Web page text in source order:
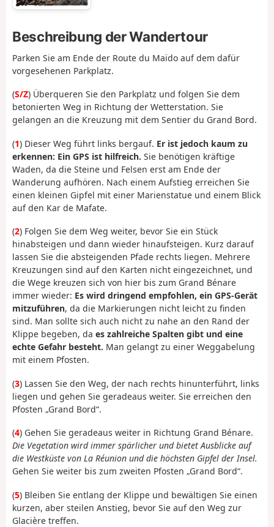
Beschreibung der Wandertour
Parken Sie am Ende der Route du Maïdo auf dem dafür
vorgesehenen Parkplatz.
(S/Z) Überqueren Sie den Parkplatz und folgen Sie dem
betonierten Weg in Richtung der Wetterstation. Sie
gelangen an die Kreuzung mit dem Sentier du Grand Bord.
(1) Dieser Weg führt links bergauf. Er ist jedoch kaum zu
erkennen: Ein GPS ist hilfreich. Sie benötigen kräftige
Waden, da die Steine und Felsen erst am Ende der
Wanderung aufhören. Nach einem Aufstieg erreichen Sie
einen kleinen Gipfel mit einer Marienstatue und einem Blick
auf den Kar de Mafate.
(2) Folgen Sie dem Weg weiter, bevor Sie ein Stück
hinabsteigen und dann wieder hinaufsteigen. Kurz darauf
lassen Sie die absteigenden Pfade rechts liegen. Mehrere
Kreuzungen sind auf den Karten nicht eingezeichnet, und
die Wege kreuzen sich von hier bis zum Grand Bénare
immer wieder: Es wird dringend empfohlen, ein GPS-Gerät
mitzuführen, da die Markierungen nicht leicht zu finden
sind. Man sollte sich auch nicht zu nahe an den Rand der
Klippe begeben, da es zahlreiche Spalten gibt und eine
echte Gefahr besteht. Man gelangt zu einer Weggabelung
mit einem Pfosten.
(3) Lassen Sie den Weg, der nach rechts hinunterführt, links
liegen und gehen Sie geradeaus weiter. Sie erreichen den
Pfosten „Grand Bord“.
(4) Gehen Sie geradeaus weiter in Richtung Grand Bénare.
Die Vegetation wird immer spärlicher und bietet Ausblicke auf
die Westküste von La Réunion und die höchsten Gipfel der Insel.
Gehen Sie weiter bis zum zweiten Pfosten „Grand Bord“.
(5) Bleiben Sie entlang der Klippe und bewältigen Sie einen
kurzen, aber steilen Anstieg, bevor Sie auf den Weg zur
Glacière treffen.